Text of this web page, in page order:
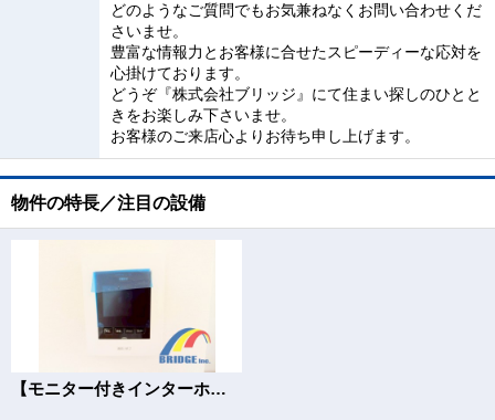
どのようなご質問でもお気兼ねなくお問い合わせくだ
さいませ。
豊富な情報力とお客様に合せたスピーディーな応対を
心掛けております。
どうぞ『株式会社ブリッジ』にて住まい探しのひとと
きをお楽しみ下さいませ。
お客様のご来店心よりお待ち申し上げます。
物件の特長／注目の設備
【モニター付きインターホン】